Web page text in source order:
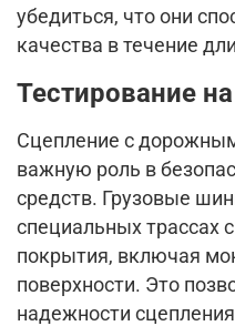
убедиться, что они
качества в течение
Тестирование
Сцепление с
важную роль в
средств. Грузовые
специальных трассах
покрытия, включая
поверхности. Это
надежности